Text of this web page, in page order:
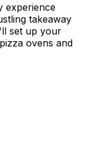
experience
takeaway
set up your
ovens and